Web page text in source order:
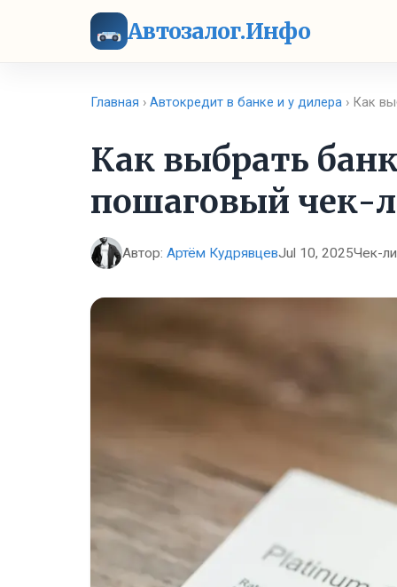
Автозалог.Инфо
Главная › Автокредит в банке и у дилера › Как
Как выбрать
пошаговый чек-
Автор: Артём КудрявцевJul 10, 2025Чек-